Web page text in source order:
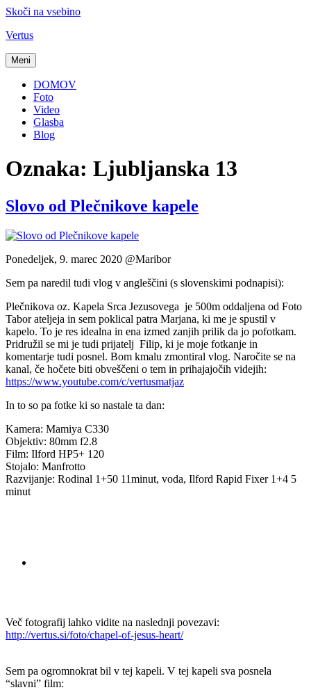
Skoči na vsebino
Vertus
Meni
DOMOV
Foto
Video
Glasba
Blog
Oznaka: Ljubljanska 13
Slovo od Plečnikove kapele
Ponedeljek, 9. marec 2020 @Maribor
Sem pa naredil tudi vlog v angleščini (s slovenskimi podnapisi):
Plečnikova oz. Kapela Srca Jezusovega je 500m oddaljena od Foto
Tabor ateljeja in sem poklical patra Marjana, ki me je spustil v
kapelo. To je res idealna in ena izmed zanjih prilik da jo pofotkam.
Pridružil se mi je tudi prijatelj Filip, ki je moje fotkanje in
komentarje tudi posnel. Bom kmalu zmontiral vlog. Naročite se na
kanal, če hočete biti obveščeni o tem in prihajajočih videjih:
https://www.youtube.com/c/vertusmatjaz
In to so pa fotke ki so nastale ta dan:
Kamera: Mamiya C330
Objektiv: 80mm f2.8
Film: Ilford HP5+ 120
Stojalo: Manfrotto
Razvijanje: Rodinal 1+50 11minut, voda, Ilford Rapid Fixer 1+4 5
minut
Več fotografij lahko vidite na naslednji povezavi:
http://vertus.si/foto/chapel-of-jesus-heart/
Sem pa ogromnokrat bil v tej kapeli. V tej kapeli sva posnela
“slavni” film: